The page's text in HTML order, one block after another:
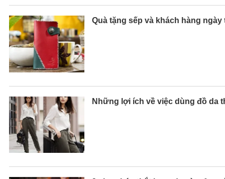
Quà tặng sếp và khách hàng ngày
Những lợi ích về việc dùng đồ da